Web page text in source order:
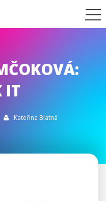
IT
 Kateřina Blatná